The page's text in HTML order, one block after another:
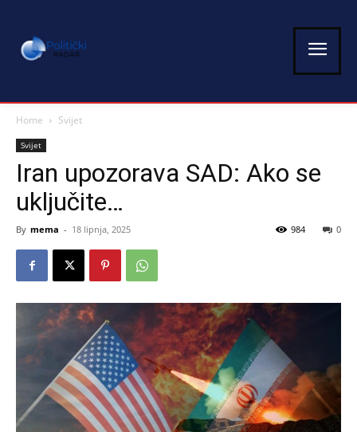
Home Svijet
Svijet
Iran upozorava SAD: Ako se
uključite…
By mema - 18 lipnja, 2025 0
984